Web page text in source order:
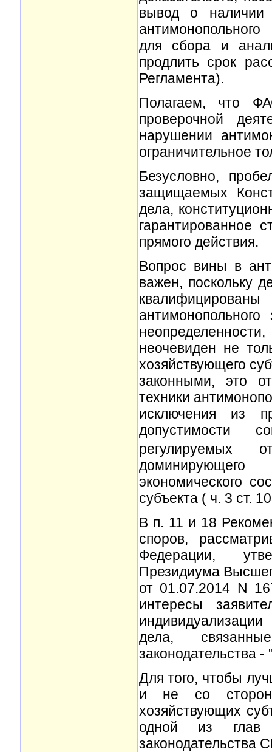
вывод о наличии
для сбора и
продлить срок
Регламента).
Полагаем, что
проверочной
нарушении
ограничительное
Безусловно,
защищаемых
дела,
гарантированное
прямого действия.
Вопрос вины в
важен, поскольку
неочевиден не
хозяйствующего
законными, это
техники
исключения из
допустимости
регулируемых
экономического
субъекта ( ч. 3 ст.
В п. 11 и 18
споров,
Федерации,
Президиума
от 01.07.2014 N
интересы
дела,
законодательства
Для того, чтобы
и не со
хозяйствующих
одной из глав
законодательства